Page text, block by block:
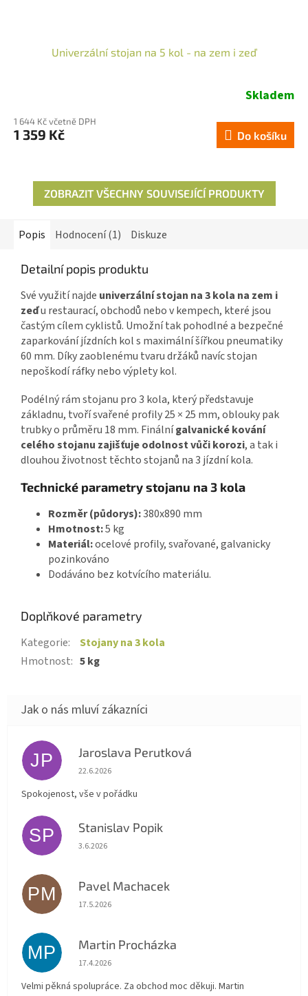
Univerzální stojan na 5 kol - na zem i zeď
produktu
je
hvězdiček.
Skladem
1 644 Kč včetně DPH
1 359 Kč Do košíku
ZOBRAZIT VŠECHNY SOUVISEJÍCÍ PRODUKTY
Popis Hodnocení (1) Diskuze
Detailní popis produktu
Své využití najde univerzální stojan na 3 kola na zem i
zeďu restaurací, obchodů nebo v kempech, které jsou
častým cílem cyklistů. Umožní tak pohodlné a bezpečné
zaparkování jízdních kol s maximální šířkou pneumatiky
60 mm. Díky zaoblenému tvaru držáků navíc stojan
nepoškodí ráfky nebo výplety kol.
Podélný rám stojanu pro 3 kola, který představuje
základnu, tvoří svařené profily 25 × 25 mm, oblouky pak
trubky o průměru 18 mm. Finálnígalvanické kování
celého stojanu zajišťuje odolnost vůči korozi, a tak i
dlouhou životnost těchto stojanů na 3 jízdní kola.
Technické parametry stojanu na 3 kola
Rozměr (půdorys):380x890 mm
Hmotnost:5 kg
Materiál:ocelové profily, svařované, galvanicky
pozinkováno
Dodáváno bez kotvícího materiálu.
Doplňkové parametry
Kategorie:
Stojany na 3 kola
Hmotnost: 5 kg
JP Jaroslava Perutková
Hodnocení obchodu je 5 z 5 hvězdiček.
22.6.2026
Spokojenost, vše v pořádku
SP Stanislav Popik
Hodnocení obchodu je 5 z 5 hvězdiček.
3.6.2026
PM Pavel Machacek
Hodnocení obchodu je 5 z 5 hvězdiček.
17.5.2026
MP Martin Procházka
Hodnocení obchodu je 5 z 5 hvězdiček.
17.4.2026
Velmi pěkná spolupráce. Za obchod moc děkuji. Martin